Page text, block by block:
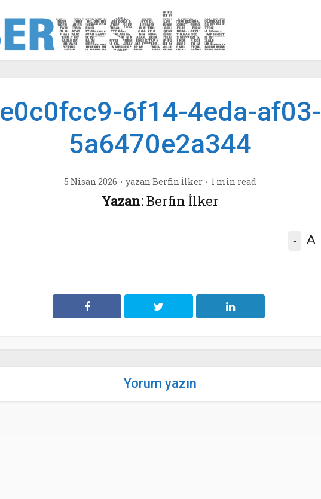
e0c0fcc9-6f14-4eda-af03-
5a6470e2a344
5 Nisan 2026 yazan Berfin İlker 1 min read
Yazan:Berfin İlker
- A
Yorum yazın